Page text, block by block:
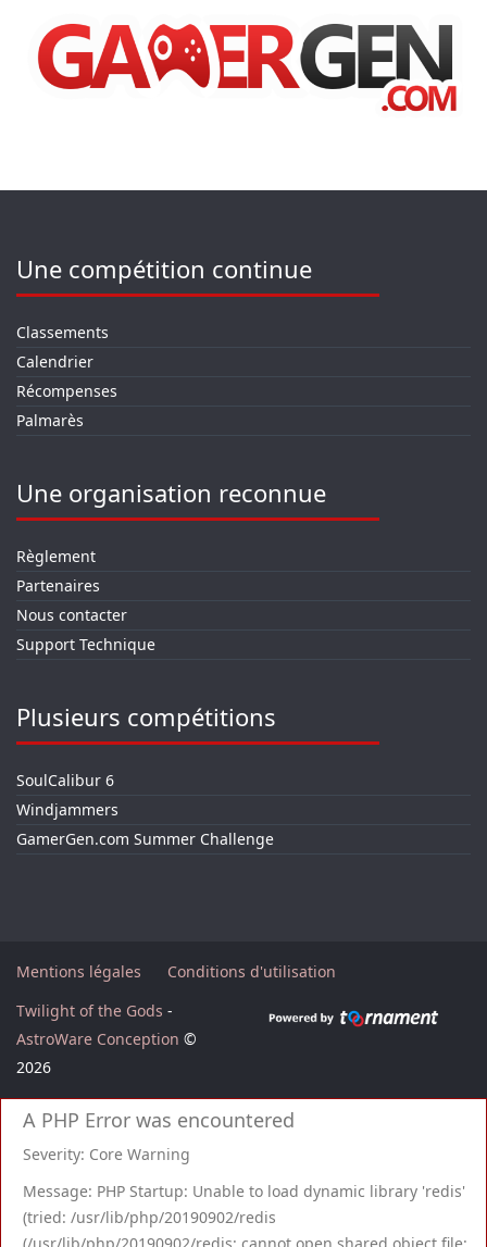
Une compétition continue
Classements
Calendrier
Récompenses
Palmarès
Une organisation reconnue
Règlement
Partenaires
Nous contacter
Support Technique
Plusieurs compétitions
SoulCalibur 6
Windjammers
GamerGen.com Summer Challenge
Mentions légales
Conditions d'utilisation
Twilight of the Gods -
AstroWare Conception ©
2026
A PHP Error was encountered
Severity: Core Warning
Message: PHP Startup: Unable to load dynamic library 'redis'
(tried: /usr/lib/php/20190902/redis